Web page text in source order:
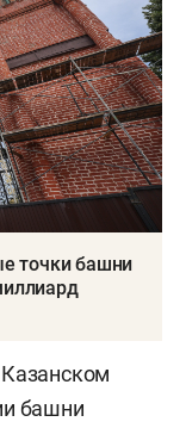
точки башни
башни